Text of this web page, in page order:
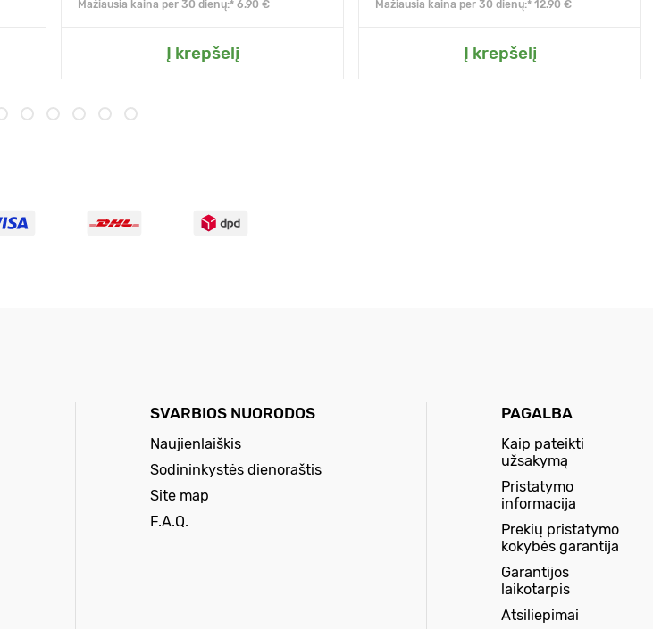
Mažiausia kaina per 30 dienų:* 6.90 €
Į krepšelį
Mažiausia kaina per 30 dienų:* 12.90 €
Į krepšelį
SVARBIOS NUORODOS
Naujienlaiškis
Sodininkystės dienoraštis
Site map
F.A.Q.
PAGALBA
Kaip pateikti
užsakymą
Pristatymo
informacija
Prekių pristatymo
kokybės garantija
Garantijos
laikotarpis
Atsiliepimai